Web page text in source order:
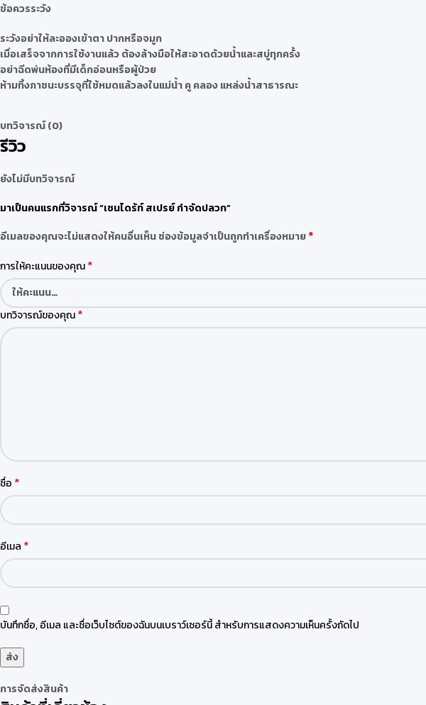
ข้อควรระวัง
ระวังอย่าให้ละอองเข้าตา ปากหรือจมูก
เมื่อเสร็จจากการใช้งานแล้ว ต้องล้างมือให้สะอาดด้วยน้ำและสบู่ทุกครั้ง
อย่าฉีดพ่นห้องที่มีเด็กอ่อนหรือผู้ป่วย
ห้ามทิ้งภาชนะบรรจุที่ใช้หมดแล้วลงในแม่น้ำ คู คลอง แหล่งน้ำสาธารณะ
บทวิจารณ์ (0)
รีวิว
ยังไม่มีบทวิจารณ์
มาเป็นคนแรกที่วิจารณ์ “เชนไดร้ท์ สเปรย์ กำจัดปลวก”
อีเมลของคุณจะไม่แสดงให้คนอื่นเห็นช่องข้อมูลจำเป็นถูกทำเครื่องหมาย*
การให้คะแนนของคุณ*
บทวิจารณ์ของคุณ*
ชื่อ *
อีเมล *
บันทึกชื่อ, อีเมล และชื่อเว็บไซต์ของฉันบนเบราว์เซอร์นี้ สำหรับการแสดงความเห็นครั้งถัดไป
การจัดส่งสินค้า